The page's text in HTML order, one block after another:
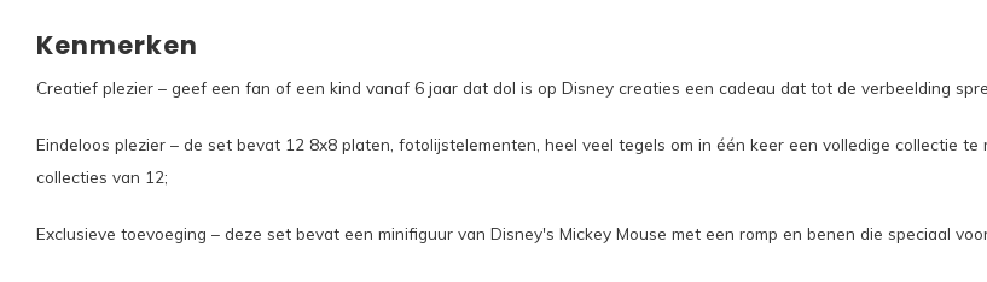
Kenmerken
Creatief plezier – geef een fan of een kind vanaf 6 jaar dat dol is op Disney creaties een cadeau dat tot de verbeelding
Eindeloos plezier – de set bevat 12 8x8 platen, fotolijstelementen, heel veel tegels om in één keer een volledige collectie
collecties van 12;
Exclusieve toevoeging – deze set bevat een minifiguur van Disney's Mickey Mouse met een romp en benen die speciaal